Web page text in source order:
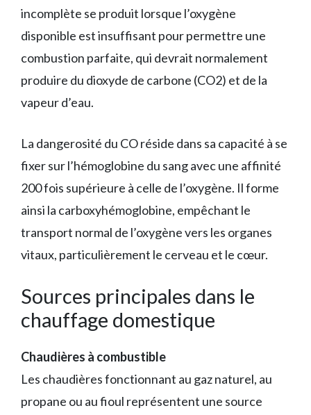
incomplète se produit lorsque l’oxygène
disponible est insuffisant pour permettre une
combustion parfaite, qui devrait normalement
produire du dioxyde de carbone (CO2) et de la
vapeur d’eau.
La dangerosité du CO réside dans sa capacité à se
fixer sur l’hémoglobine du sang avec une affinité
200 fois supérieure à celle de l’oxygène. Il forme
ainsi la carboxyhémoglobine, empêchant le
transport normal de l’oxygène vers les organes
vitaux, particulièrement le cerveau et le cœur.
Sources principales dans le
chauffage domestique
Chaudières à combustible
Les chaudières fonctionnant au gaz naturel, au
propane ou au fioul représentent une source